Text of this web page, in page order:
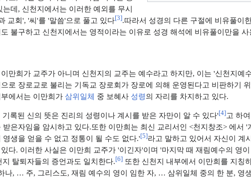
데, 신천지에서는 이러한 예외를 무시
교회', '씨'를 '말씀'으로 풀고 있다[3].따라서 성경의 다른 구절에 비유풀이
불구하고 신천지에서는 영적이라는 이유로 성경 해석에 비유풀이만을
만희가 교주가 아니며 신천지의 교주는 예수라고 하지만, 이는 '신천지예
로 장로교로 불리는 기독교 장로회가 장로에 의해 운영된다고 비판하기
에서는 이만희가 삼위일체 중 보혜사 성령의 자리를 차지하고 있다.
기록된 신의 뜻은 진리의 성령이나 계시를 받은 자만이 알 수 있다'[4]고 하
받은자임을 암시하고 있다.또한 이만희는 최신 교리서인 <천지창조> 에서
영생을 얻을 수 없고 정통이 될 수도 없다.'[5]라고 말하고 있어서 자신이 계
다. 이러한 사실은 이만희 교주가 '이긴자'이며 '마지막 때 재림예수의 영
지 탈퇴자들의 증언과도 일치한다.[6] 또한 신천지 내부에서 이만희를 지칭
나, … 주, 그리스도, 재림 예수의 영이 임한 자, … 삼위일체 중의 한 분, 영